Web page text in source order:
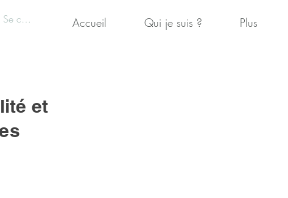
Accueil Qui je suis ? Plus
Se connecter
et